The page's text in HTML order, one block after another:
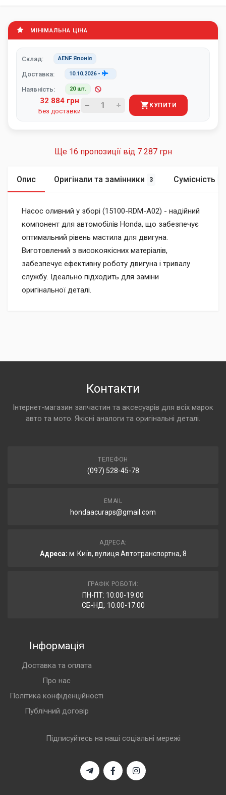
МІНІМАЛЬНА ЦІНА
Склад: AENF Японія
Доставка: 10.10.2026-
Наявність: 20 шт.
32 884 грн
Без доставки
КУПИТИ
Ще 16 пропозиції від 7 287 грн
Опис Оригінали та замінники 3 Сумісність
Насос оливний у зборі (15100-RDM-A02) - надійний
компонент для автомобілів Honda, що забезпечує
оптимальний рівень мастила для двигуна.
Виготовлений з високоякісних матеріалів,
забезпечує ефективну роботу двигуна і тривалу
службу. Ідеально підходить для заміни
оригінальної деталі.
Контакти
Інтернет-магазин запчастин та аксесуарів для всіх марок
авто та мото. Якісні аналоги та оригінальні деталі.
ТЕЛЕФОН
(097) 528-45-78
EMAIL
hondaacuraps@gmail.com
АДРЕСА:
Адреса: м. Київ, вулиця Автотранспортна, 8
ГРАФІК РОБОТИ:
ПН-ПТ: 10:00-19:00
СБ-НД: 10:00-17:00
Інформація
Доставка та оплата
Про нас
Політика конфіденційності
Публічний договір
Підписуйтесь на наші соціальні мережі